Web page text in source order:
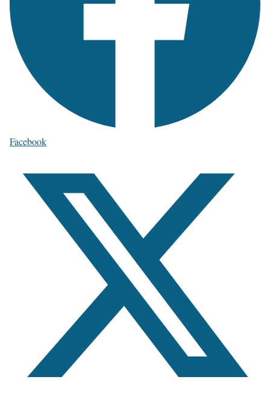
Facebook